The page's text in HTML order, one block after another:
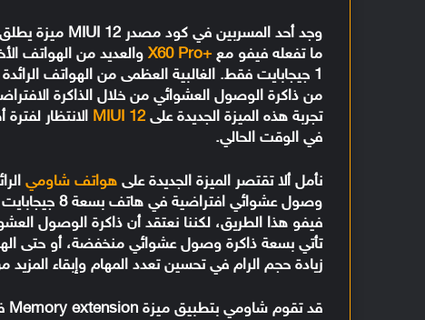
ما تفعله فيفو مع+X60 Pro
والعديد من الهواتف
من ذاكرة الوصول العشوائي من خلال الذاكرة
تجربة هذه الميزة الجديدة علىMIUI 12 الانتظار
في الوقت الحالي.
نأمل ألا تقتصر الميزة الجديدة علىهواتف شاومي
فيفو هذا الطريق، لكننا نعتقد أن ذاكرة الوصول
زيادة حجم الرام في تحسين تعدد المهام وإبقاء